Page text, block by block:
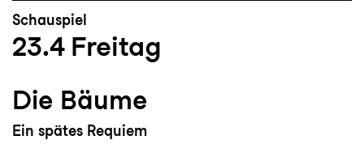
Schauspiel
23.4 Freitag
Die Bäume
Ein spätes Requiem